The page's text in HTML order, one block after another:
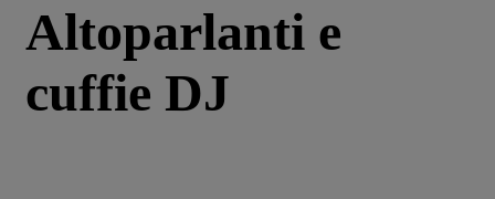
Altoparlanti e
cuffie DJ